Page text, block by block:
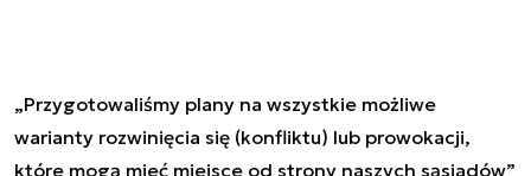
„Przygotowaliśmy plany na wszystkie możliwe
warianty rozwinięcia się (konfliktu) lub prowokacji,
które mogą mieć miejsce od strony naszych sąsiadów”